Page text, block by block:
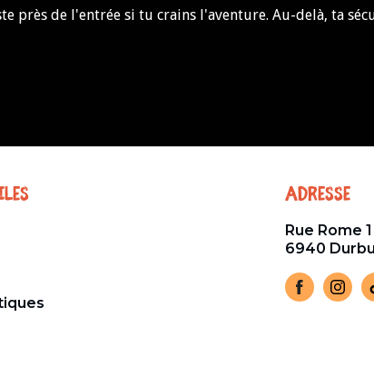
près de l'entrée si tu crains l'aventure. Au-delà, ta
Adresse
Rue Rome 1
6940